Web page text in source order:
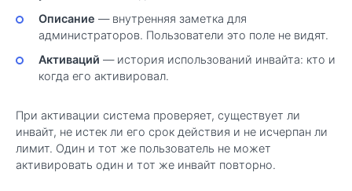
Описание — внутренняя заметка для
администраторов. Пользователи это поле не видят.
Активаций — история использований инвайта: кто и
когда его активировал.
При активации система проверяет, существует ли
инвайт, не истек ли его срок действия и не исчерпан ли
лимит. Один и тот же пользователь не может
активировать один и тот же инвайт повторно.